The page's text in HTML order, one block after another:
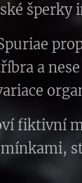
šperky
a
fiktivní